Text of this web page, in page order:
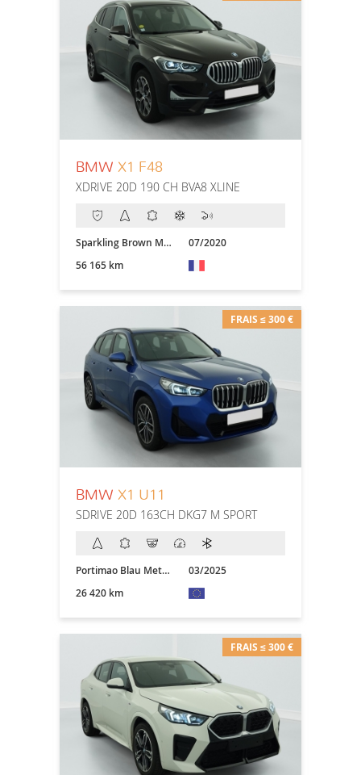
BMW X1 F48
XDRIVE 20D 190 CH BVA8 XLINE
Sparkling Brown Metallic
07/2020
56 165 km
FRAIS ≤ 300 €
BMW X1 U11
SDRIVE 20D 163CH DKG7 M SPORT
Portimao Blau Metallic
03/2025
26 420 km
FRAIS ≤ 300 €